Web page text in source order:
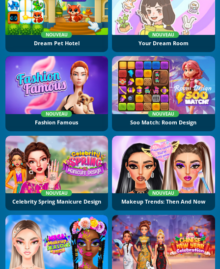
NOUVEAU
Dream Pet Hotel
NOUVEAU
Your Dream Room
NOUVEAU
Fashion Famous
NOUVEAU
Soo Match: Room Design
NOUVEAU
Celebrity Spring Manicure Design
NOUVEAU
Makeup Trends: Then And Now